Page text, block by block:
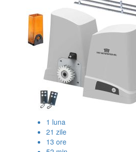
1 luna
21 zile
13 ore